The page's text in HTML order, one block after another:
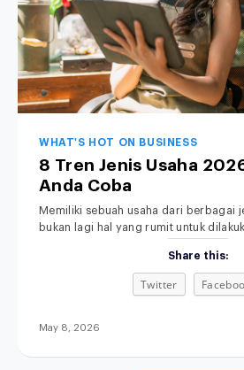
WHAT'S HOT ON BUSINESS
8 Tren Jenis Usaha
Anda Coba
Memiliki sebuah usaha dari berbagai
bukan lagi hal yang rumit untuk
informasi membuat siapa pun punya
memulai bisnis, bahkan dari skala
Menariknya, di tahun 2026, peluang
Share this:
Twitter
May 8, 2026